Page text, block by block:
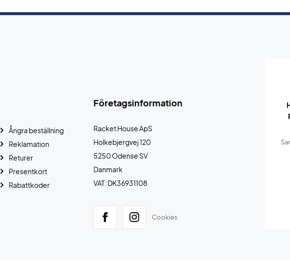
Företagsinformation
Racket House ApS
Holkebjergvej 120
5250 Odense SV
Danmark
VAT: DK36931108
Cookies
Ångra beställning
Reklamation
Returer
Presentkort
Rabattkoder